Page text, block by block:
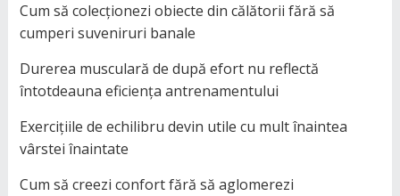
Cum să colecționezi obiecte din călătorii fără să
cumperi suveniruri banale
Durerea musculară de după efort nu reflectă
întotdeauna eficiența antrenamentului
Exercițiile de echilibru devin utile cu mult înaintea
vârstei înaintate
Cum să creezi confort fără să aglomerezi